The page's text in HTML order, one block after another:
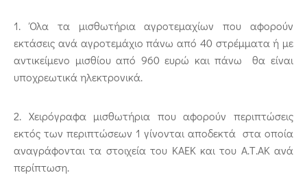
1. Όλα τα μισθωτήρια αγροτεμαχίων που αφορούν
εκτάσεις ανά αγροτεμάχιο πάνω από 40 στρέμματα ή με
αντικείμενο μισθίου από 960 ευρώ και πάνω θα είναι
υποχρεωτικά ηλεκτρονικά.
2. Χειρόγραφα μισθωτήρια που αφορούν περιπτώσεις
εκτός των περιπτώσεων 1 γίνονται αποδεκτά στα οποία
αναγράφονται τα στοιχεία του ΚΑΕΚ και του Α.Τ.ΑΚ ανά
περίπτωση.